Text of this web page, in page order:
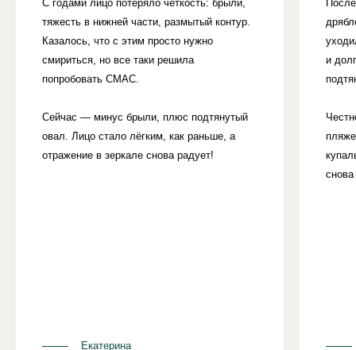
С годами лицо потеряло чёткость: брыли,
тяжесть в нижней части, размытый контур.
Казалось, что с этим просто нужно
смириться, но все таки решила
попробовать СМАС.
Сейчас — минус брыли, плюс подтянутый
овал. Лицо стало лёгким, как раньше, а
отражение в зеркале снова радует!
Екатерина
и